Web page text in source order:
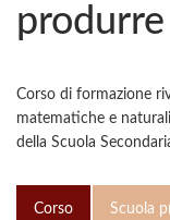
Corso di formazione
matematiche e
della Scuola
Corso Scuola